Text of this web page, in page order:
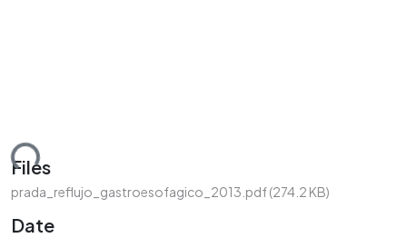
Files
prada_reflujo_gastroesofagico_2013.pdf(274.2 KB)
Date